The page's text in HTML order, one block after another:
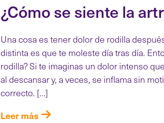
¿Cómo se siente la
Una cosa es tener dolor de rodilla
distinta es que te moleste día tras día.
rodilla? Si te imaginas un dolor intenso
al descansar y, a veces, se inflama sin
correcto. […]
Leer más